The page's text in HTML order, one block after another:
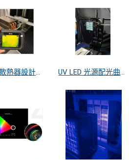
超導管散熱器設計製作 UV LED 光源配光曲線量測和能量模擬